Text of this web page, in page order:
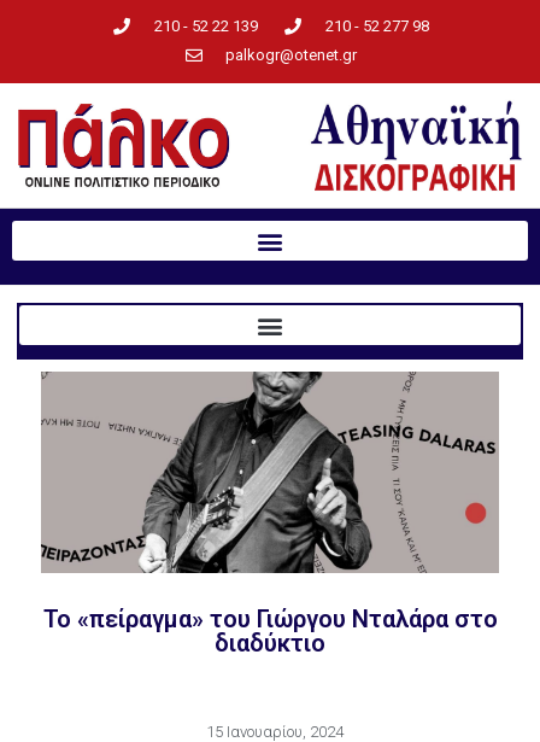
210 - 52 22 139
210 - 52 277 98
palkogr@otenet.gr
Το «πείραγμα» του Γιώργου Νταλάρα στο
διαδύκτιο
15 Ιανουαρίου, 2024